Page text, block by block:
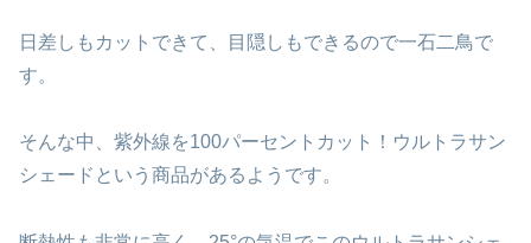
日差しもカットできて、目隠しもできるので一石二鳥で
す。
そんな中、紫外線を100パーセントカット！ウルトラサン
シェードという商品があるようです。